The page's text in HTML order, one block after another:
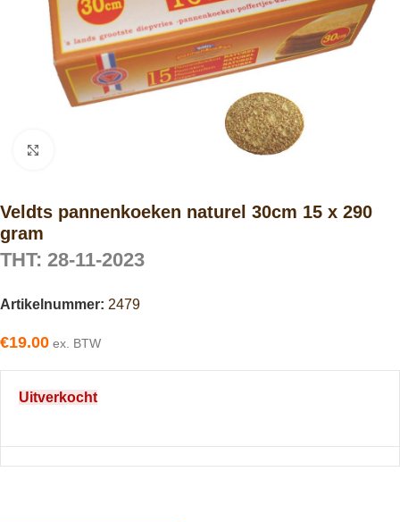
Veldts pannenkoeken naturel 30cm 15 x 290
gram
THT: 28-11-2023
Artikelnummer: 2479
€19.00 ex. BTW
Uitverkocht